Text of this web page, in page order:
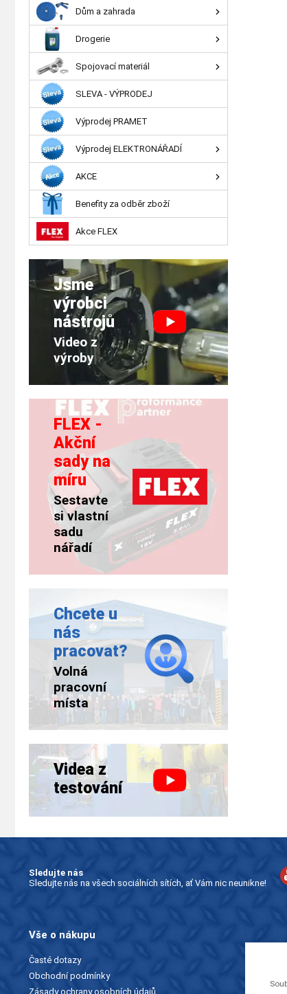
Dům a zahrada
Drogerie
Spojovací materiál
SLEVA - VÝPRODEJ
Výprodej PRAMET
Výprodej ELEKTRONÁŘADÍ
AKCE
Benefity za odběr zboží
Akce FLEX
Jsme
výrobci
nástrojů
Video z
výroby
FLEX -
Akční
sady na
míru
Sestavte
si vlastní
sadu
nářadí
Chcete u
nás
pracovat?
Volná
pracovní
místa
Videa z
testování
Sledujte nás
Sledujte nás na všech sociálních sítích, ať Vám nic neunikne!
Vše o nákupu
Časté dotazy
Obchodní podmínky
Zásady ochrany osobních údajů